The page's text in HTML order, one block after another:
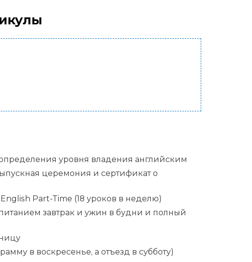
уровня владения английским
церемония и сертификат о
Part-Time (18 уроков в неделю)
завтрак и ужин в будни и полный
в воскресенье, а отъезд в субботу)